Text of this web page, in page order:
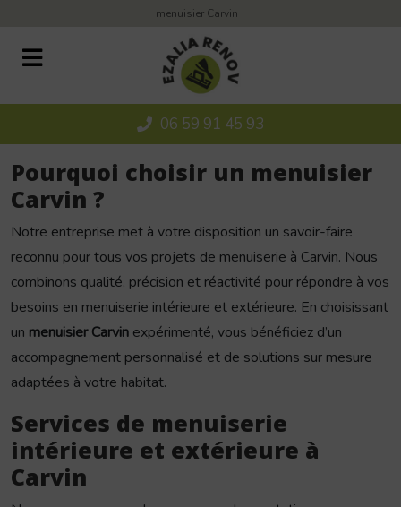
menuisier Carvin
06 59 91 45 93
Pourquoi choisir un menuisier
Carvin ?
Notre entreprise met à votre disposition un savoir-faire
reconnu pour tous vos projets de menuiserie à Carvin. Nous
combinons qualité, précision et réactivité pour répondre à vos
besoins en menuiserie intérieure et extérieure. En choisissant
un menuisier Carvin expérimenté, vous bénéficiez d’un
accompagnement personnalisé et de solutions sur mesure
adaptées à votre habitat.
Services de menuiserie
intérieure et extérieure à
Carvin
Panneau de gestion des cookies